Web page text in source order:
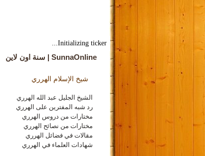
Initializing ticker...
SunnaOnline | سنة اون لاين
شيخ الإسلام الهرري
الشيخ الجليل عبد الله الهرري
رد شبه المفترين على الهرري
مختارات من دروس الهرري
مختارات من نصائح الهرري
مقالات في فضائل الهرري
شهادات العلماء في الهرري